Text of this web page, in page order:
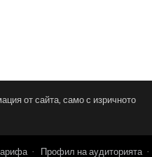
от сайта, само с изричното
Профил на аудиторията